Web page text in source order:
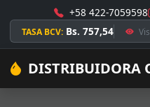
+58 422-7059598
TASA BCV: Bs. 757,54
DISTRIBUIDORA